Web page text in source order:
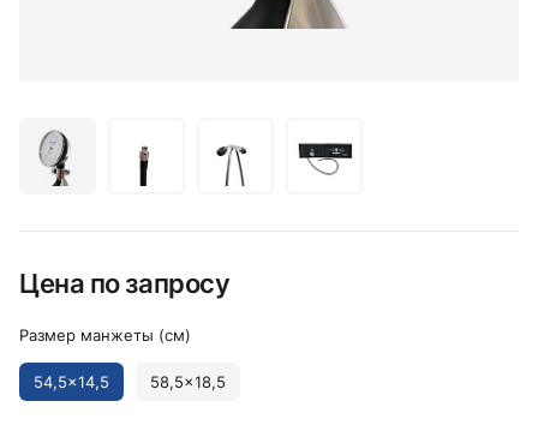
Цена по запросу
Размер манжеты (см)
54,5x14,5 58,5x18,5